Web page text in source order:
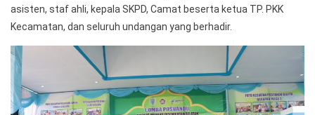
asisten, staf ahli, kepala SKPD, Camat beserta ketua TP. PKK
Kecamatan, dan seluruh undangan yang berhadir.